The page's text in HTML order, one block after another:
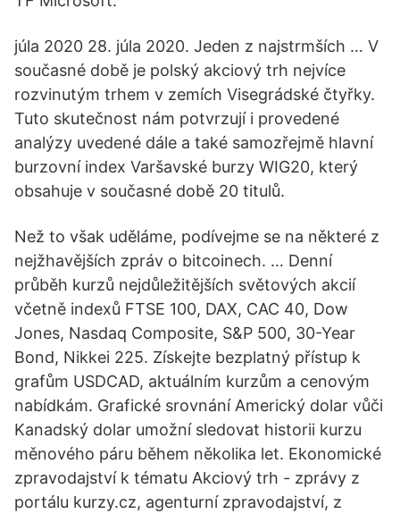
júla 2020 28. júla 2020. Jeden z najstrmších … V
současné době je polský akciový trh nejvíce
rozvinutým trhem v zemích Visegrádské čtyřky.
Tuto skutečnost nám potvrzují i provedené
analýzy uvedené dále a také samozřejmě hlavní
burzovní index Varšavské burzy WIG20, který
obsahuje v současné době 20 titulů.
Než to však uděláme, podívejme se na některé z
nejžhavějších zpráv o bitcoinech. … Denní
průběh kurzů nejdůležitějších světových akcií
včetně indexů FTSE 100, DAX, CAC 40, Dow
Jones, Nasdaq Composite, S&P 500, 30-Year
Bond, Nikkei 225. Získejte bezplatný přístup k
grafům USDCAD, aktuálním kurzům a cenovým
nabídkám. Grafické srovnání Americký dolar vůči
Kanadský dolar umožní sledovat historii kurzu
měnového páru během několika let. Ekonomické
zpravodajství k tématu Akciový trh - zprávy z
portálu kurzy.cz, agenturní zpravodajství, z